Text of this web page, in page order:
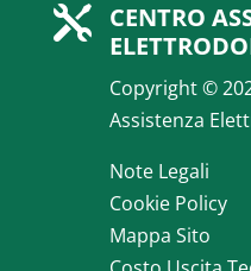
 CENTRO
Copyright ©
Assistenza
Note Legali
Cookie Policy
Mappa Sito